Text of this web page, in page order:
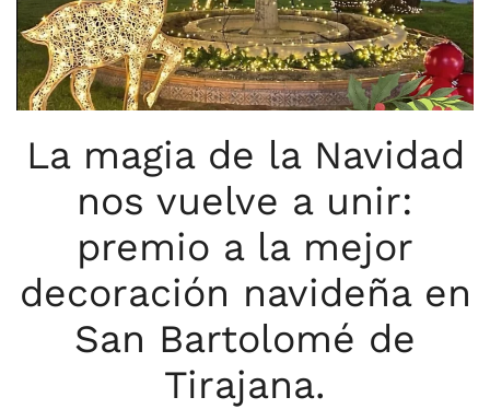
La magia de la Navidad
nos vuelve a unir:
premio a la mejor
decoración navideña en
San Bartolomé de
Tirajana.